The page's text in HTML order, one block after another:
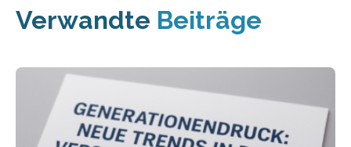
Verwandte Beiträge